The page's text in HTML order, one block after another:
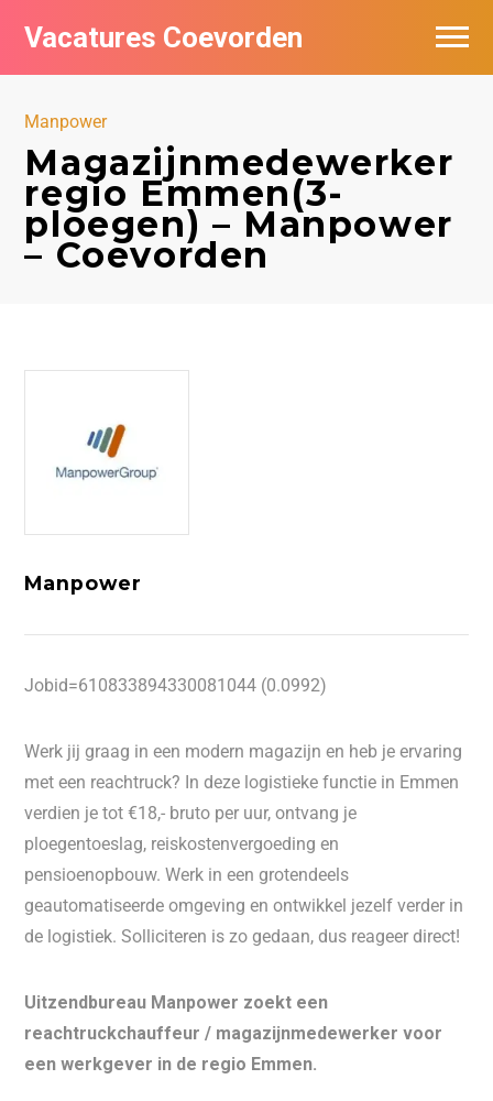
Vacatures Coevorden
Manpower
Magazijnmedewerker
regio Emmen(3-
ploegen) – Manpower
– Coevorden
Manpower
Jobid=610833894330081044 (0.0992)
Werk jij graag in een modern magazijn en heb je ervaring
met een reachtruck? In deze logistieke functie in Emmen
verdien je tot €18,- bruto per uur, ontvang je
ploegentoeslag, reiskostenvergoeding en
pensioenopbouw. Werk in een grotendeels
geautomatiseerde omgeving en ontwikkel jezelf verder in
de logistiek. Solliciteren is zo gedaan, dus reageer direct!
Uitzendbureau Manpower zoekt een
reachtruckchauffeur / magazijnmedewerker voor
een werkgever in de regio Emmen.
Vacatures per bedrijf
Populair
Nieuwsbrief feed